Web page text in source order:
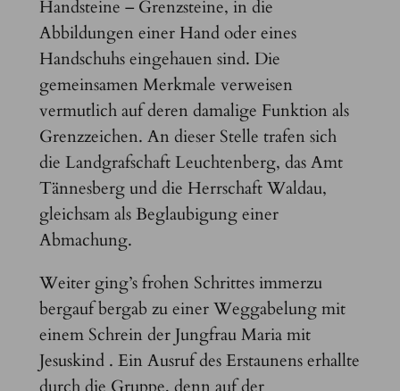
Handsteine – Grenzsteine, in die
Abbildungen einer Hand oder eines
Handschuhs eingehauen sind. Die
gemeinsamen Merkmale verweisen
vermutlich auf deren damalige Funktion als
Grenzzeichen. An dieser Stelle trafen sich
die Landgrafschaft Leuchtenberg, das Amt
Tännesberg und die Herrschaft Waldau,
gleichsam als Beglaubigung einer
Abmachung.
Weiter ging’s frohen Schrittes immerzu
bergauf bergab zu einer Weggabelung mit
einem Schrein der Jungfrau Maria mit
Jesuskind . Ein Ausruf des Erstaunens erhallte